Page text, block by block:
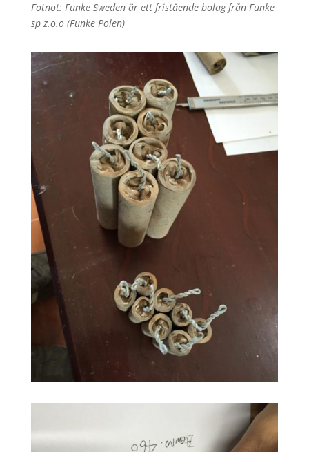
Fotnot: Funke Sweden är ett fristående bolag från Funke
sp z.o.o (Funke Polen)